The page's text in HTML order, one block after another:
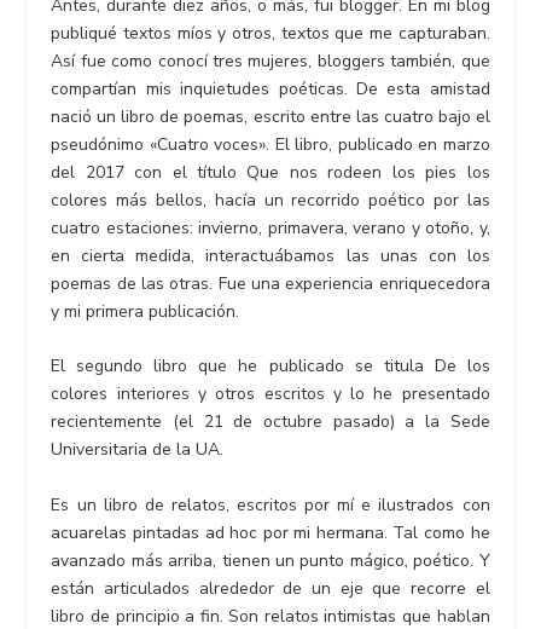
Antes, durante diez años, o más, fui blogger. En mi blog
publiqué textos míos y otros, textos que me capturaban.
Así fue como conocí tres mujeres, bloggers también, que
compartían mis inquietudes poéticas. De esta amistad
nació un libro de poemas, escrito entre las cuatro bajo el
pseudónimo «Cuatro voces». El libro, publicado en marzo
del 2017 con el título Que nos rodeen los pies los
colores más bellos, hacía un recorrido poético por las
cuatro estaciones: invierno, primavera, verano y otoño, y,
en cierta medida, interactuábamos las unas con los
poemas de las otras. Fue una experiencia enriquecedora
y mi primera publicación.
El segundo libro que he publicado se titula De los
colores interiores y otros escritos y lo he presentado
recientemente (el 21 de octubre pasado) a la Sede
Universitaria de la UA.
Es un libro de relatos, escritos por mí e ilustrados con
acuarelas pintadas ad hoc por mi hermana. Tal como he
avanzado más arriba, tienen un punto mágico, poético. Y
están articulados alrededor de un eje que recorre el
libro de principio a fin. Son relatos intimistas que hablan